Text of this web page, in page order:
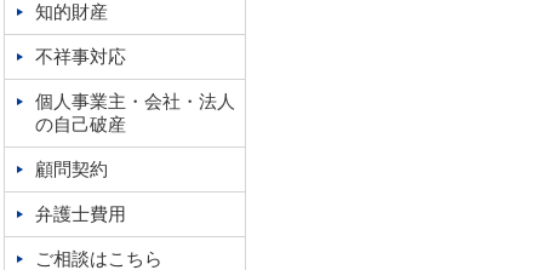
知的財産
不祥事対応
個人事業主・会社・法人
の自己破産
顧問契約
弁護士費用
ご相談はこちら